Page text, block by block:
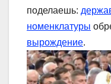
поделаешь:
номенклатуры
вырождение.